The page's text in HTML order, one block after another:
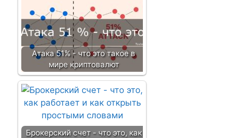
Атака 51% - что это такое в
мире криптовалют
Брокерский счет - что это, как